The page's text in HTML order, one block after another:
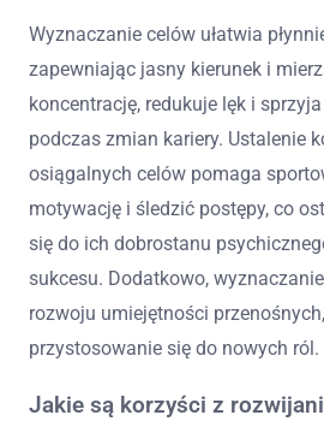
Wyznaczanie celów ułatwia
zapewniając jasny kierunek i
koncentrację, redukuje lęk i
podczas zmian kariery. Ustalenie
osiągalnych celów pomaga
motywację i śledzić postępy, co
się do ich dobrostanu
sukcesu. Dodatkowo,
rozwoju umiejętności
przystosowanie się do nowych ról.
Jakie są korzyści z